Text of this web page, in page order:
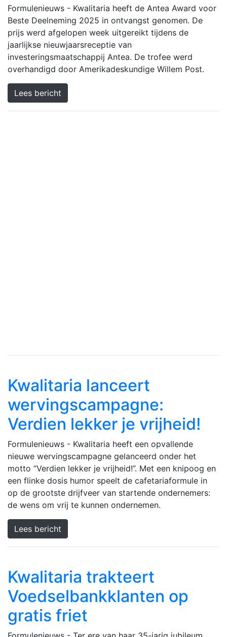
Formulenieuws - Kwalitaria heeft de Antea Award voor
Beste Deelneming 2025 in ontvangst genomen. De
prijs werd afgelopen week uitgereikt tijdens de
jaarlijkse nieuwjaarsreceptie van
investeringsmaatschappij Antea. De trofee werd
overhandigd door Amerikadeskundige Willem Post.
Lees bericht
Kwalitaria lanceert
wervingscampagne:
Verdien lekker je vrijheid!
Formulenieuws - Kwalitaria heeft een opvallende
nieuwe wervingscampagne gelanceerd onder het
motto “Verdien lekker je vrijheid!”. Met een knipoog en
een flinke dosis humor speelt de cafetariaformule in
op de grootste drijfveer van startende ondernemers:
de wens om vrij te kunnen ondernemen.
Lees bericht
Kwalitaria trakteert
Voedselbankklanten op
gratis friet